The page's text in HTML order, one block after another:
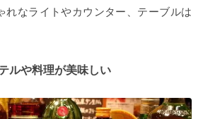
れなライトやカウンター、テーブルは
ルや料理が美味しい